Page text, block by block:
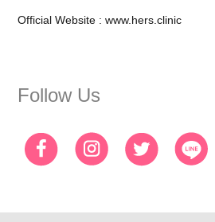
Official Website :www.hers.clinic
Follow Us